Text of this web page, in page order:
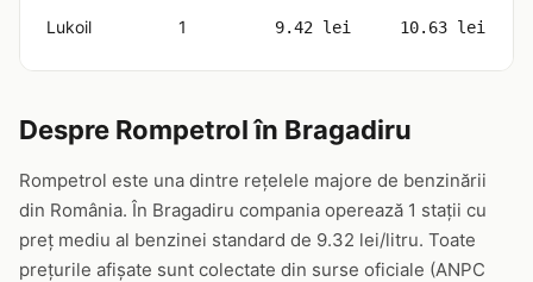
Lukoil 1 9.42 lei 10.63 lei
Despre Rompetrol în Bragadiru
Rompetrol este una dintre rețelele majore de benzinării
din România. În Bragadiru compania operează 1 stații cu
preț mediu al benzinei standard de 9.32 lei/litru. Toate
prețurile afișate sunt colectate din surse oficiale (ANPC